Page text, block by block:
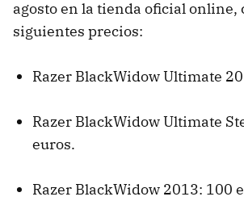
agosto en la tienda oficial online,
siguientes precios:
Razer BlackWidow Ultimate
Razer BlackWidow Ultimate
euros.
Razer BlackWidow 2013: 100